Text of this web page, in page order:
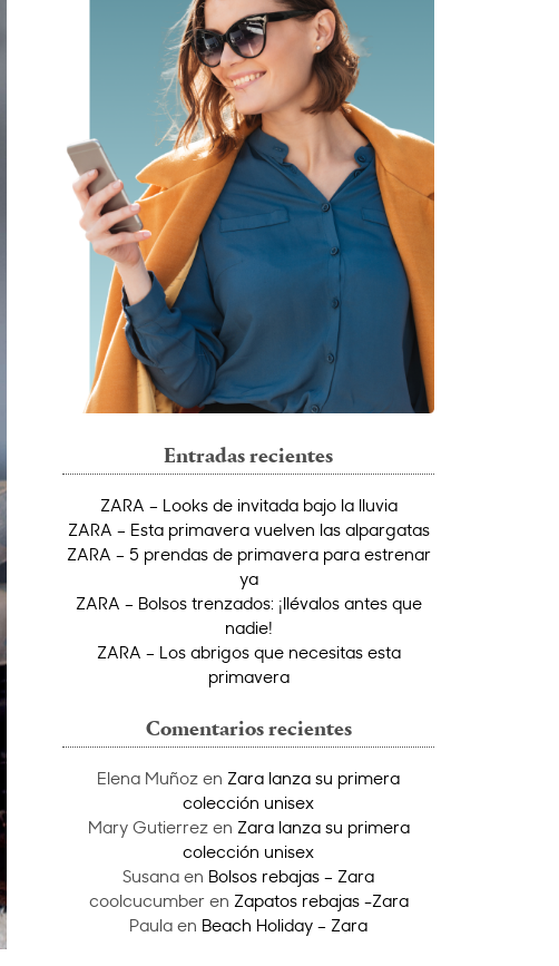
Entradas recientes
ZARA – Looks de invitada bajo la lluvia
ZARA – Esta primavera vuelven las alpargatas
ZARA – 5 prendas de primavera para estrenar
ya
ZARA – Bolsos trenzados: ¡llévalos antes que
nadie!
ZARA – Los abrigos que necesitas esta
primavera
Comentarios recientes
Elena Muñoz en Zara lanza su primera
colección unisex
Mary Gutierrezen Zara lanza su primera
colección unisex
Susana en Bolsos rebajas – Zara
coolcucumberen Zapatos rebajas -Zara
Paula en Beach Holiday – Zara